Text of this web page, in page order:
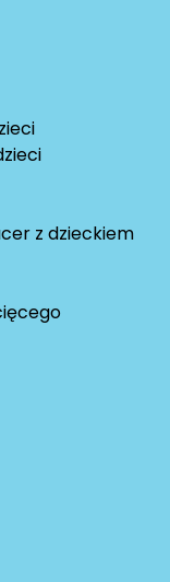
z dzieckiem